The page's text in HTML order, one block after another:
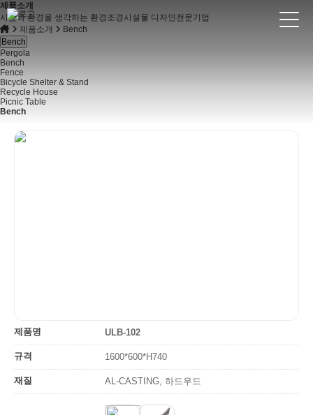
제품소개
사람과 환경을 생각하는 환경조경시설물 디자인전문기업
제품소개
Bench
Bench
Pergola
Bench
Fence
Bicycle Shelter & Stand
Recycle House
Picnic Table
Bench
제품명 ULB-102
규격 1600*600*H740
재질 AL-CASTING, 하드우드